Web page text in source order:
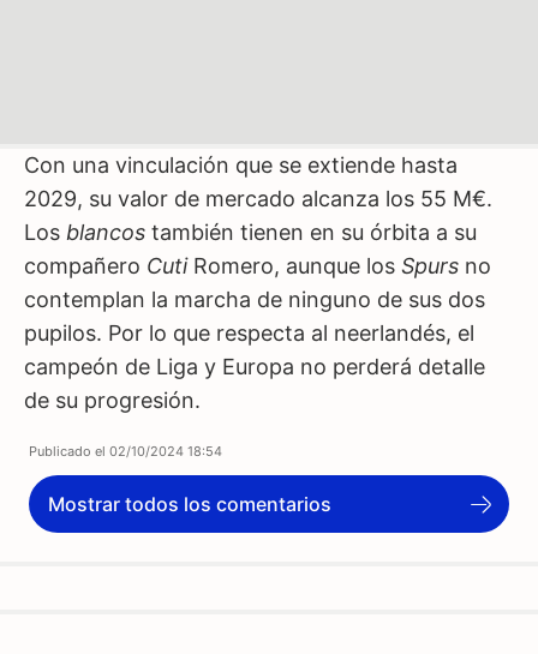
Con una vinculación que se extiende hasta
2029, su valor de mercado alcanza los 55 M€.
Los blancos también tienen en su órbita a su
compañero CutiRomero, aunque los Spurs no
contemplan la marcha de ninguno de sus dos
pupilos. Por lo que respecta al neerlandés, el
campeón de Liga y Europa no perderá detalle
de su progresión.
Publicado el 02/10/2024 18:54
Mostrar todos los comentarios